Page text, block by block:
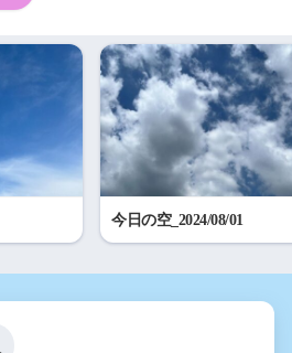
今日の空_2024/08/01